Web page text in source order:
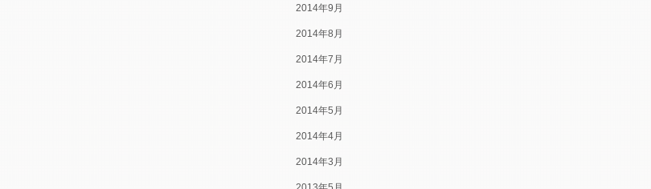
2014年9月
2014年8月
2014年7月
2014年6月
2014年5月
2014年4月
2014年3月